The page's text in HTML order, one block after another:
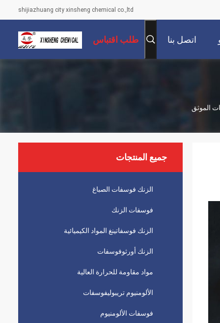
shijiazhuang city xinsheng chemical co.,ltd
اتصل بنا طلب اقتباس
الموثق
جميع المنتجات
الزنك فوسفات الصباغ
فوسفات الزنك
الزنك فوسفاتينغ المواد الكيميائية
الزنك أورثوفوسفات
مواد مقاومة للحرارة العالية
الألومنيوم تريبوليفوسفات
فوسفات الألومنيوم